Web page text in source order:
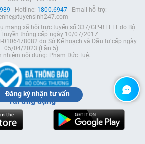
- Hotline: 1800.6947- Email hỗ trợ:
mạng xã hội trực tuyến số 337/GP-BTTTT do Bộ
thông cấp ngày 10/07/2017.
0106478082 do Sở Kế hoạch và Đầu tư cấp ngày
05/04/2023 (Lần 5).
nhiệm nội dung: Phạm Đức Tuệ.
Tải ứng dụng
Đăng ký nhận tư vấn